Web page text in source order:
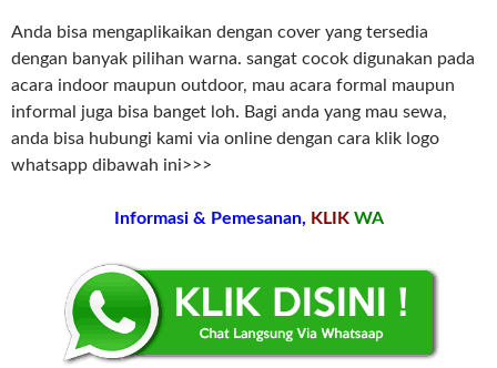
Anda bisa mengaplikaikan dengan cover yang tersedia
dengan banyak pilihan warna. sangat cocok digunakan pada
acara indoor maupun outdoor, mau acara formal maupun
informal juga bisa banget loh. Bagi anda yang mau sewa,
anda bisa hubungi kami via online dengan cara klik logo
whatsapp dibawah ini>>>
Informasi & Pemesanan, KLIK WA